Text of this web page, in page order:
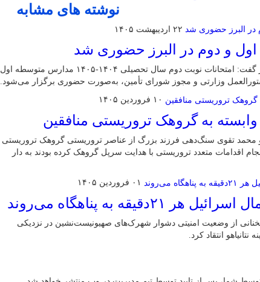
نوشته های مشابه
۲۲ اردیبهشت ۱۴۰۵
اول و دوم در البرز حضوری شد
مدیرکل آموزش و پرورش البرز گفت: امتحانات نوبت دوم سال تحصیلی ۱۴۰۴-۱۴۰۵ مدارس متوسطه اول
وزارتی و مجوز شورای تأمین، به‌صورت حضوری برگزار می‌شود.
۱۰ فروردین ۱۴۰۵
و محمد تقوی سنگ‌دهی فرزند بزرگ از عناصر تروریستی گروهک تروریستی
اقدامات متعدد تروریستی با هدایت سرپل گروهک کرده بودند به دار
۰۱ فروردین ۱۴۰۵
به پناهگاه می‌روند
از وضعیت امنیتی دشوار شهرک‌های صهیونیست‌نشین در نزدیکی
انتقاد کرد.